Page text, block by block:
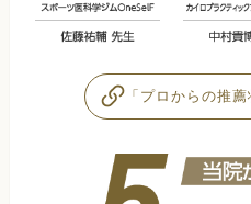
「プロからの推